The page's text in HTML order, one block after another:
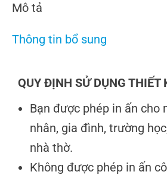
Mô tả
Thông tin bổ sung
QUY ĐỊNH SỬ DỤNG THIẾT
Bạn được phép in ấn cho
nhân, gia đình, trường
nhà thờ.
Không được phép in ấn